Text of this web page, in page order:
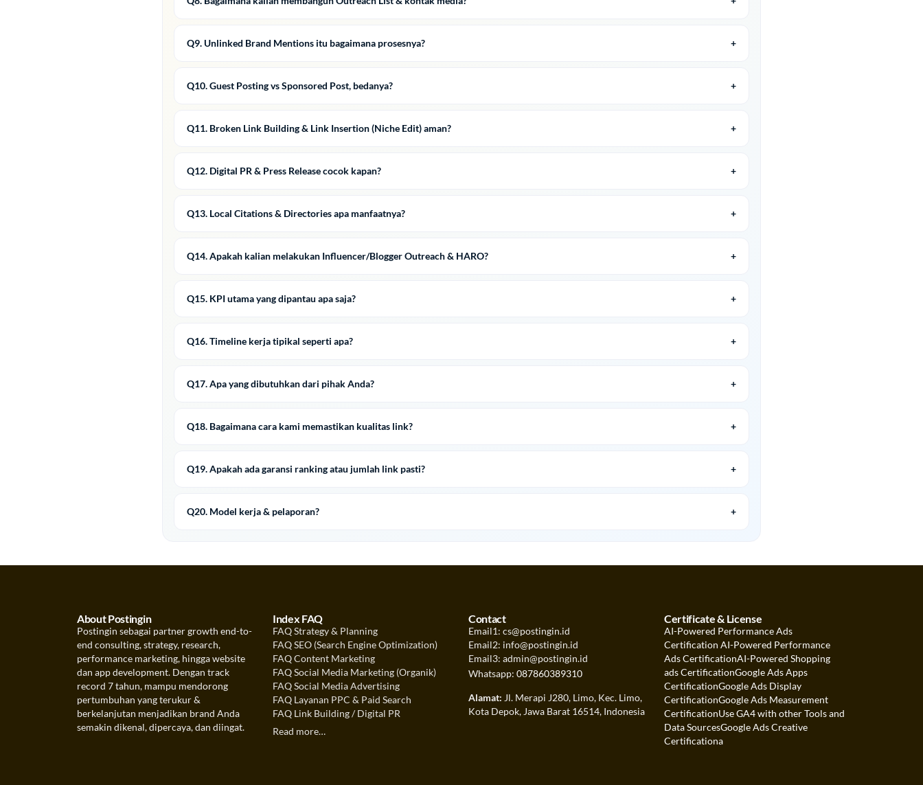
Q9. Unlinked Brand Mentions itu bagaimana prosesnya?
Q10. Guest Posting vs Sponsored Post, bedanya?
Q11. Broken Link Building & Link Insertion (Niche Edit) aman?
Q12. Digital PR & Press Release cocok kapan?
Q13. Local Citations & Directories apa manfaatnya?
Q14. Apakah kalian melakukan Influencer/Blogger Outreach & HARO?
Q15. KPI utama yang dipantau apa saja?
Q16. Timeline kerja tipikal seperti apa?
Q17. Apa yang dibutuhkan dari pihak Anda?
Q18. Bagaimana cara kami memastikan kualitas link?
Q19. Apakah ada garansi ranking atau jumlah link pasti?
Q20. Model kerja & pelaporan?
About Postingin
Postingin sebagai partner growth end-to-
end consulting, strategy, research,
performance marketing, hingga website
dan app development. Dengan track
record 7 tahun, mampu mendorong
pertumbuhan yang terukur &
berkelanjutan menjadikan brand Anda
semakin dikenal, dipercaya, dan diingat.
Index FAQ
FAQ Strategy & Planning
FAQ SEO (Search Engine Optimization)
FAQ Content Marketing
FAQ Social Media Marketing (Organik)
FAQ Social Media Advertising
FAQ Layanan PPC & Paid Search
FAQ Link Building / Digital PR
Read more…
Contact
Email1: cs@postingin.id
Email2: info@postingin.id
Email3: admin@postingin.id
Whatsapp: 087860389310
Alamat: Jl. Merapi J280, Limo, Kec. Limo,
Kota Depok, Jawa Barat 16514, Indonesia
Certificate & License
AI-Powered Performance Ads
Certification AI-Powered Performance
Ads CertificationAI-Powered Shopping
ads CertificationGoogle Ads Apps
CertificationGoogle Ads Display
CertificationGoogle Ads Measurement
CertificationUse GA4 with other Tools and
Data SourcesGoogle Ads Creative
Certificationa